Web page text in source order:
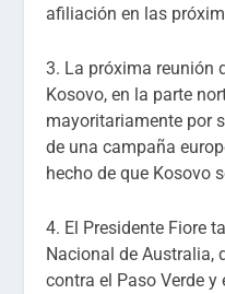
afiliación en las
3. La próxima reunión
Kosovo, en la parte
mayoritariamente por
de una campaña
hecho de que Kosovo
4. El Presidente Fiore
Nacional de Australia,
contra el Paso Verde